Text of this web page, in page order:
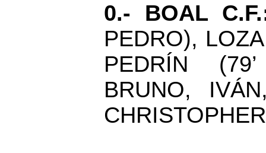
0.- BOAL
PEDRO),
PEDRÍN
BRUNO,
CHRISTOPHER